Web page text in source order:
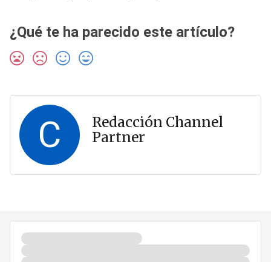
¿Qué te ha parecido este artículo?
C
Redacción Channel
Partner